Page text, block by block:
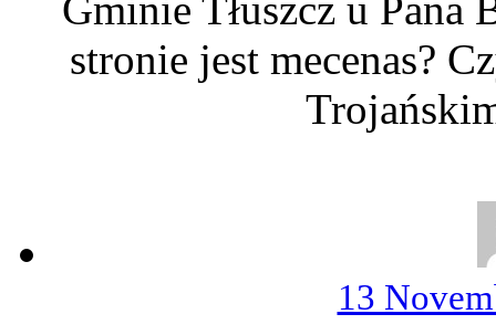
stronie jest mecenas?
13